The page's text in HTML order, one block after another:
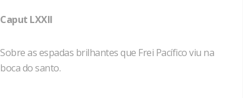
Caput LXXII
Sobre as espadas brilhantes que Frei Pacífico viu na
boca do santo.